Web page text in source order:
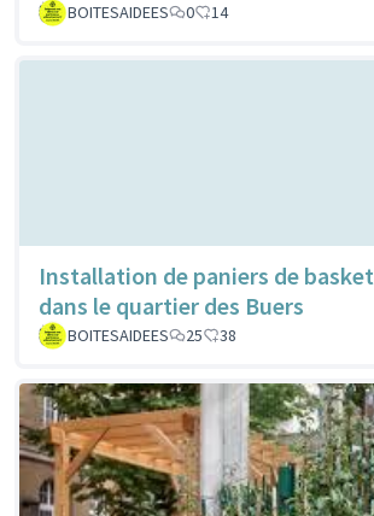
BOITESAIDEES 0 14
Installation de paniers de basket
dans le quartier des Buers
BOITESAIDEES 25 38